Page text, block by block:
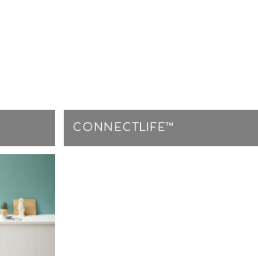
CONNECTLIFE™